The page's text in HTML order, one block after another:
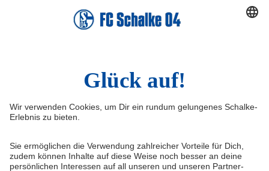
Service-Hotline
Widerruf Vertrag widerrufen
AGB
Cookie-Einstellungen
Datenschutzerklärung Impressum